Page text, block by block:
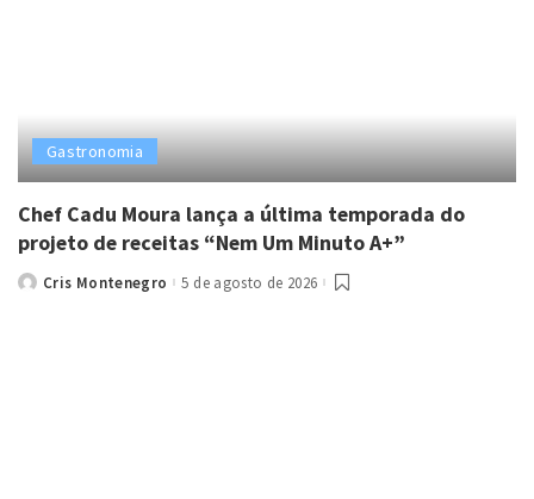
Gastronomia
Chef Cadu Moura lança a última temporada do
projeto de receitas “Nem Um Minuto A+”
PostedCris Montenegro 5 de agosto de 2026